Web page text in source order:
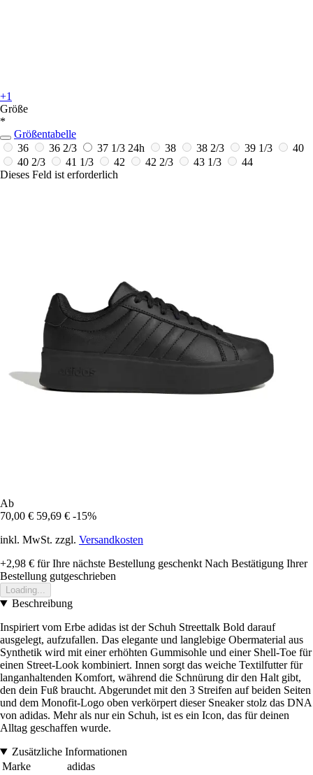
+1
Größe
*
Größentabelle
36
36 2/3 37 1/3 24h 38 38 2/3 39 1/3
40
40 2/3
41 1/3 42 42 2/3 43 1/3
44
Dieses Feld ist erforderlich
Ab
70,00 € 59,69 € -15%
inkl. MwSt. zzgl. Versandkosten
+2,98 € für Ihre nächste Bestellung geschenkt Nach Bestätigung Ihrer
Bestellung gutgeschrieben
Loading...
Beschreibung
Inspiriert vom Erbe adidas ist der Schuh Streettalk Bold darauf
ausgelegt, aufzufallen. Das elegante und langlebige Obermaterial aus
Synthetik wird mit einer erhöhten Gummisohle und einer Shell-Toe für
einen Street-Look kombiniert. Innen sorgt das weiche Textilfutter für
langanhaltenden Komfort, während die Schnürung dir den Halt gibt,
den dein Fuß braucht. Abgerundet mit den 3 Streifen auf beiden Seiten
und dem Monofit-Logo oben verkörpert dieser Sneaker stolz das DNA
von adidas. Mehr als nur ein Schuh, ist es ein Icon, das für deinen
Alltag geschaffen wurde.
Zusätzliche Informationen
Marke
adidas